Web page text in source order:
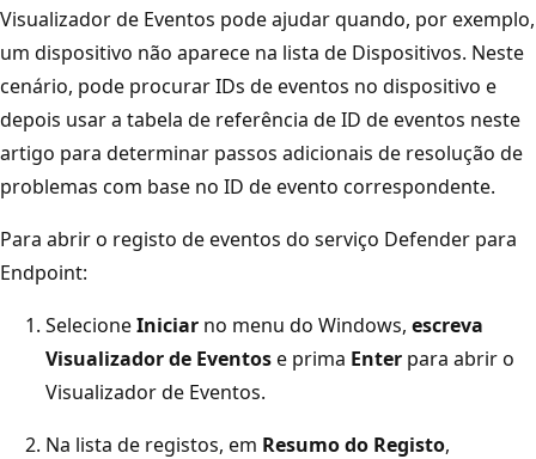
Visualizador de Eventos pode ajudar quando, por exemplo,
um dispositivo não aparece na lista de Dispositivos. Neste
cenário, pode procurar IDs de eventos no dispositivo e
depois usar a tabela de referência de ID de eventos neste
artigo para determinar passos adicionais de resolução de
problemas com base no ID de evento correspondente.
Para abrir o registo de eventos do serviço Defender para
Endpoint:
SelecioneIniciar no menu do Windows, escreva
Visualizador de Eventose prima Enter para abrir o
Visualizador de Eventos.
Na lista de registos, em Resumo do Registo,